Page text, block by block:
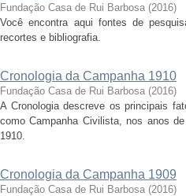
Fundação Casa de Rui Barbosa (2016)
Você encontra aqui fontes de
recortes e bibliografia.
Cronologia da Campanha 1910
Fundação Casa de Rui Barbosa (2016)
A Cronologia descreve os principais
como Campanha Civilista, nos anos
1910.
Cronologia da Campanha 1909
Fundação Casa de Rui Barbosa (2016)